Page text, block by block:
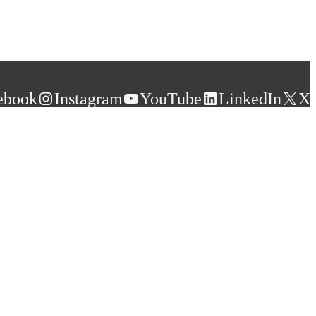
Instagram YouTube LinkedIn X